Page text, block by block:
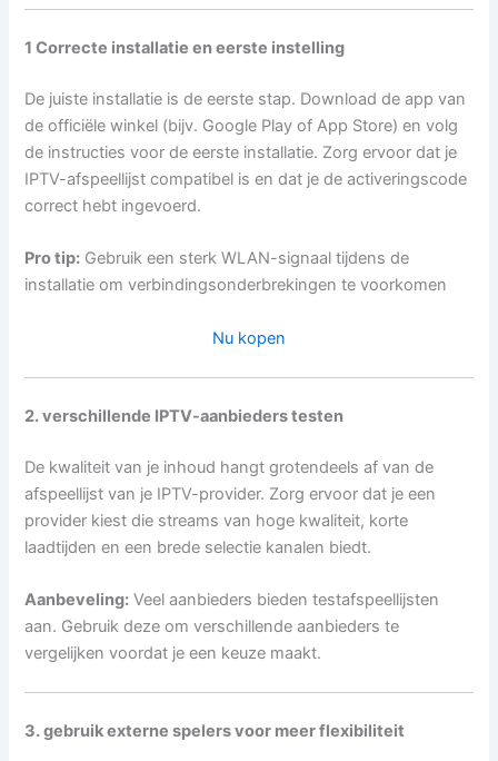
1 Correcte installatie en eerste instelling
De juiste installatie is de eerste stap. Download de app van
de officiële winkel (bijv. Google Play of App Store) en volg
de instructies voor de eerste installatie. Zorg ervoor dat je
IPTV-afspeellijst compatibel is en dat je de activeringscode
correct hebt ingevoerd.
Pro tip: Gebruik een sterk WLAN-signaal tijdens de
installatie om verbindingsonderbrekingen te voorkomen
Nu kopen
2. verschillende IPTV-aanbieders testen
De kwaliteit van je inhoud hangt grotendeels af van de
afspeellijst van je IPTV-provider. Zorg ervoor dat je een
provider kiest die streams van hoge kwaliteit, korte
laadtijden en een brede selectie kanalen biedt.
Aanbeveling: Veel aanbieders bieden testafspeellijsten
aan. Gebruik deze om verschillende aanbieders te
vergelijken voordat je een keuze maakt.
3. gebruik externe spelers voor meer flexibiliteit